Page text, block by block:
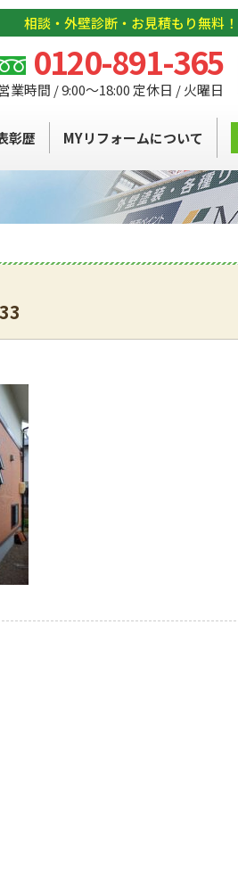
相談・外壁診断・お見積もり無料！
0120-891-365
業時間 / 9:00～18:00 定休日 / 火曜日
彰歴 MYリフォームについて